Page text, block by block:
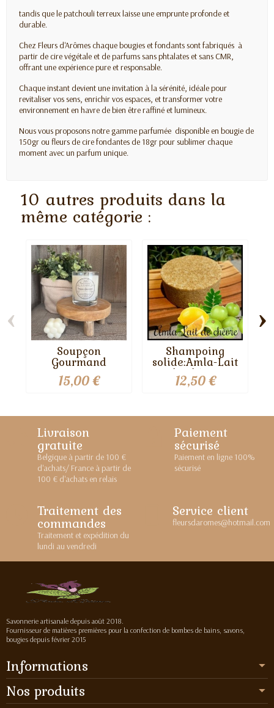
tandis que le patchouli terreux laisse une emprunte profonde et
durable.
Chez Fleurs d'Arômes chaque bougies et fondants sont fabriqués à
partir de cire végétale et de parfums sans phtalates et sans CMR,
offrant une expérience pure et responsable.
Chaque instant devient une invitation à la sérénité, idéale pour
revitaliser vos sens, enrichir vos espaces, et transformer votre
environnement en havre de bien être raffiné et lumineux.
Nous vous proposons notre gamme parfumée disponible en bougie de
150gr ou fleurs de cire fondantes de 18gr pour sublimer chaque
moment avec un parfum unique.
10 autres produits dans la
même catégorie :
Soupçon
Gourmand
15,00 €
Shampoing
solide:Amla-Lait
de chèvre
12,50 €
‹ ›
Livraison
gratuite
Belgique à partir de 100 €
d'achats/ France à partir de
100 € d'achats en relais
Paiement
sécurisé
Paiement en ligne 100%
sécurisé
Traitement des
commandes
Traitement et expédition du
lundi au vendredi
Service client
fleursdaromes@hotmail.com
Savonnerie artisanale depuis août 2018.
Fournisseur de matières premières pour la confection de bombes de bains, savons,
bougies depuis février 2015
Informations
Nos produits